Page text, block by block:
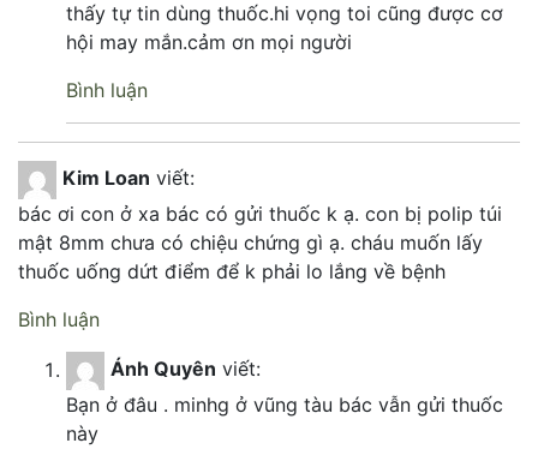
thấy tự tin dùng thuốc.hi vọng toi cũng được cơ
hội may mắn.cảm ơn mọi người
Bình luận
Kim Loan viết:
bác ơi con ở xa bác có gửi thuốc k ạ. con bị polip túi
mật 8mm chưa có chiệu chứng gì ạ. cháu muốn lấy
thuốc uống dứt điểm để k phải lo lắng về bệnh
Bình luận
Ánh Quyên viết:
Bạn ở đâu . minhg ở vũng tàu bác vẫn gửi thuốc
này